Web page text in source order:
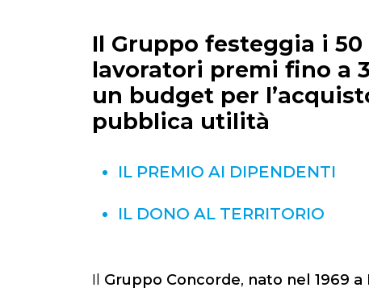
Il Gruppo festeggia i
lavoratori premi fino a
un budget per
pubblica utilità
IL PREMIO AI DIPENDENTI
IL DONO AL TERRITORIO
Il Gruppo Concorde, nato nel 1969 a